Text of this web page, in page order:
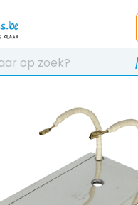
24/7 met onze chatbot
hulp